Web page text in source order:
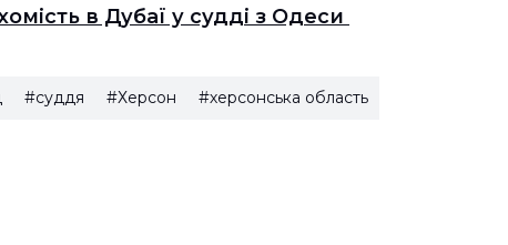
в Дубаї у судді з Одеси
#суддя #Херсон #херсонська область